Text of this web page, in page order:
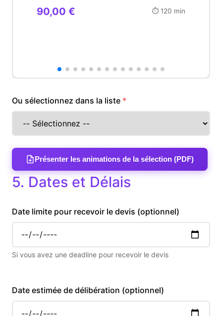
90,00 € ⏱️ 120 min
Ou sélectionnez dans la liste
Présenter les animations de la sélection (PDF)
5. Dates et Délais
Date limite pour recevoir le devis (optionnel)
Si vous avez une deadline pour recevoir le devis
Date estimée de délibération (optionnel)